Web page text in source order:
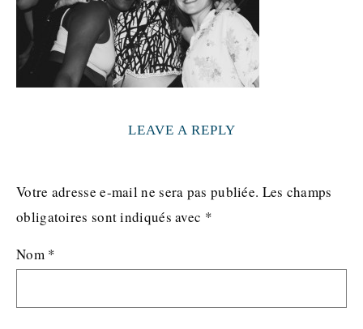
LEAVE A REPLY
Votre adresse e-mail ne sera pas publiée. Les champs
obligatoires sont indiqués avec *
Nom *